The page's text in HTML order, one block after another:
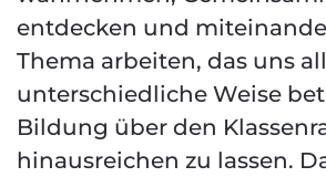
entdecken und
Thema arbeiten, das uns
unterschiedliche Weise
Bildung über den
hinausreichen zu lassen.